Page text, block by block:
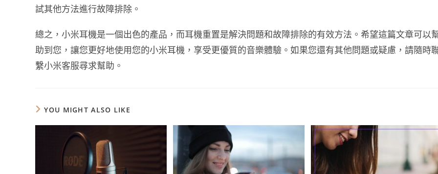
試其他方法進行故障排除。
總之，小米耳機是一個出色的產品，而耳機重置是解決問題和故障排除的有效方法。希望這篇文章可以
助到您，讓您更好地使用您的小米耳機，享受更優質的音樂體驗。如果您還有其他問題或疑慮，請隨時
繫小米客服尋求幫助。
YOU MIGHT ALSO LIKE